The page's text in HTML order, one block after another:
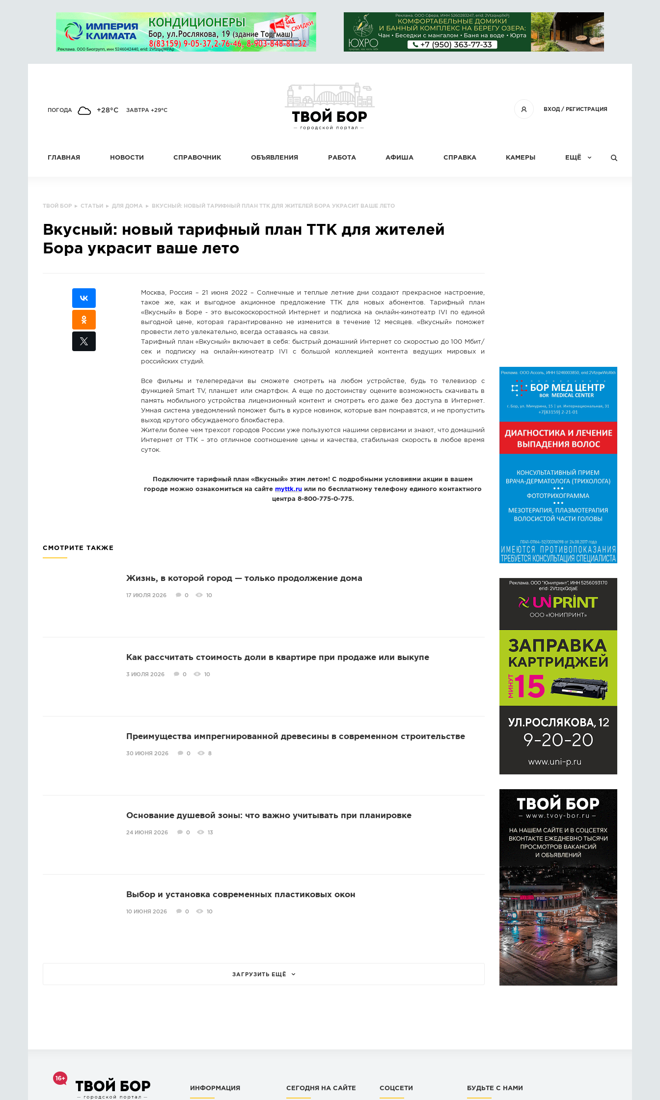
ВХОД/ РЕГИСТРАЦИЯ
ПОГОДА +28°C ЗАВТРА +29°C
ГЛАВНАЯ НОВОСТИ СПРАВОЧНИК ОБЪЯВЛЕНИЯ РАБОТА АФИША СПРАВКА КАМЕРЫ ЕЩЁ
ТВОЙ БОР ▸ СТАТЬИ ▸ ДЛЯ ДОМА ▸ ВКУСНЫЙ: НОВЫЙ ТАРИФНЫЙ ПЛАН ТТК ДЛЯ ЖИТЕЛЕЙ БОРА УКРАСИТ ВАШЕ ЛЕТО
Вкусный: новый тарифный план ТТК для жителей
Бора украсит ваше лето
Москва, Россия – 21 июня 2022 – Солнечные и теплые летние дни создают прекрасное настроение,
такое же, как и выгодное акционное предложение ТТК для новых абонентов. Тарифный план
«Вкусный» в Боре - это высокоскоростной Интернет и подписка на онлайн-кинотеатр IVI по единой
выгодной цене, которая гарантированно не изменится в течение 12 месяцев. «Вкусный» поможет
провести лето увлекательно, всегда оставаясь на связи.
Тарифный план «Вкусный» включает в себя: быстрый домашний Интернет со скоростью до 100 Мбит/
сек и подписку на онлайн-кинотеатр IVI с большой коллекцией контента ведущих мировых и
российских студий.
Все фильмы и телепередачи вы сможете смотреть на любом устройстве, будь то телевизор с
функцией Smart TV, планшет или смартфон. А еще по достоинству оцените возможность скачивать в
память мобильного устройства лицензионный контент и смотреть его даже без доступа в Интернет.
Умная система уведомлений поможет быть в курсе новинок, которые вам понравятся, и не пропустить
выход крутого обсуждаемого блокбастера.
Жители более чем трехсот городов России уже пользуются нашими сервисами и знают, что домашний
Интернет от ТТК – это отличное соотношение цены и качества, стабильная скорость в любое время
суток.
Подключите тарифный план «Вкусный» этим летом! С подробными условиями акции в вашем
городе можно ознакомиться на сайте myttk.ru или по бесплатному телефону единого контактного
центра 8-800-775-0-775.
СМОТРИТЕ ТАКЖЕ
Жизнь, в которой город — только продолжение дома
17 ИЮЛЯ 2026 0 10
Как рассчитать стоимость доли в квартире при продаже или выкупе
3 ИЮЛЯ 2026 0 10
Преимущества импрегнированной древесины в современном строительстве
30 ИЮНЯ 2026 0 8
Основание душевой зоны: что важно учитывать при планировке
24 ИЮНЯ 2026 0 13
Выбор и установка современных пластиковых окон
10 ИЮНЯ 2026 0 10
ЗАГРУЗИТЬ ЕЩЁ
ИНФОРМАЦИЯ СЕГОДНЯ НА САЙТЕ СОЦСЕТИ БУДЬТЕ С НАМИ